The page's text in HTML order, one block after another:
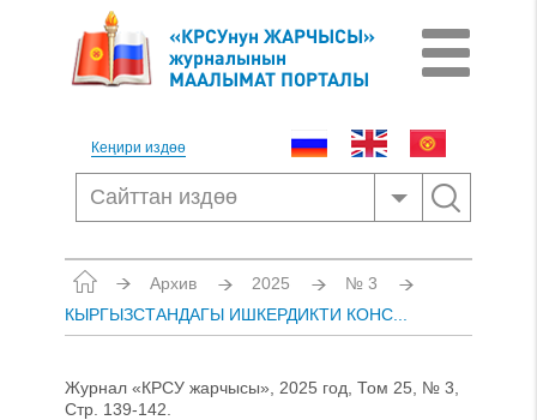
«КРСУнун ЖАРЧЫСЫ»
журналынын
МААЛЫМАТ ПОРТАЛЫ
Кеңири издөө
Архив 2025
№ 3
КЫРГЫЗСТАНДАГЫ ИШКЕРДИКТИ КОНС...
Журнал «КРСУ жарчысы», 2025 год, Том 25, № 3,
Стр. 139-142.